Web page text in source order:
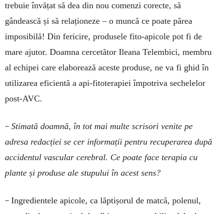
trebuie învățat să dea din nou comenzi corecte, să
gândească și să relaționeze – o muncă ce poate părea
imposibilă! Din fericire, produsele fito-apicole pot fi de
mare ajutor. Doamna cercetător Ileana Telembici, membru
al echipei care elaborează aceste produse, ne va fi ghid în
utilizarea eficientă a api-fitoterapiei împotriva sechelelor
post-AVC.
– Stimată doamnă, în tot mai multe scrisori venite pe
adresa redacției se cer informații pentru recuperarea după
accidentul vascular cerebral. Ce poate face terapia cu
plante și produse ale stupului în acest sens?
– Ingredientele apicole, ca lăptișorul de matcă, polenul,